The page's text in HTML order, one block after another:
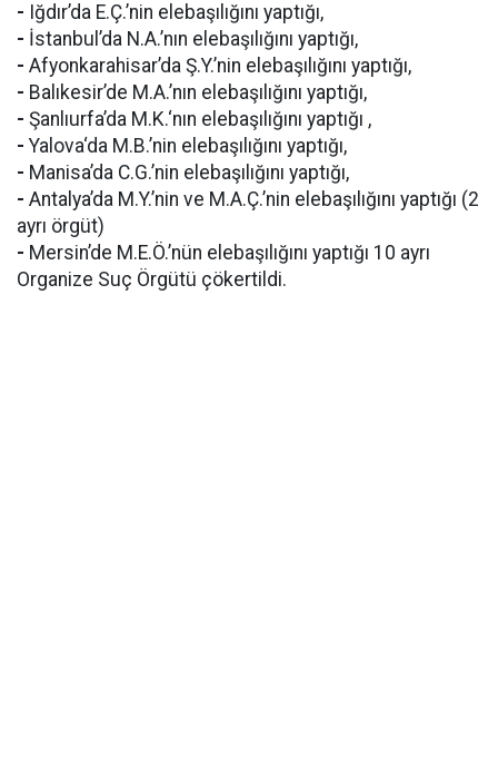
- Iğdır’da E.Ç.’nin elebaşılığını yaptığı,
- İstanbul’da N.A.’nın elebaşılığını yaptığı,
- Afyonkarahisar’da Ş.Y.’nin elebaşılığını yaptığı,
- Balıkesir’de M.A.’nın elebaşılığını yaptığı,
- Şanlıurfa’da M.K.‘nın elebaşılığını yaptığı ,
- Yalova‘da M.B.’nin elebaşılığını yaptığı,
- Manisa’da C.G.’nin elebaşılığını yaptığı,
- Antalya’da M.Y.’nin ve M.A.Ç.’nin elebaşılığını yaptığı (2
ayrı örgüt)
- Mersin’de M.E.Ö.’nün elebaşılığını yaptığı 10 ayrı
Organize Suç Örgütü çökertildi.